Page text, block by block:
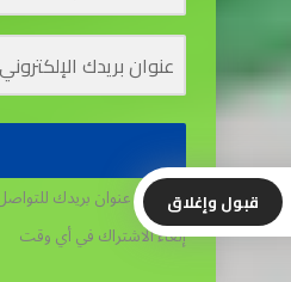
قبول وإغلاقنستخدم عنوان بريدك
إلغاء الاشتراك في أي وقت